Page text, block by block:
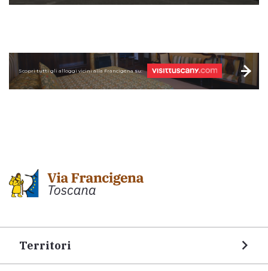
Scopri tutti gli alloggi vicini alla Francigena su:
Territori